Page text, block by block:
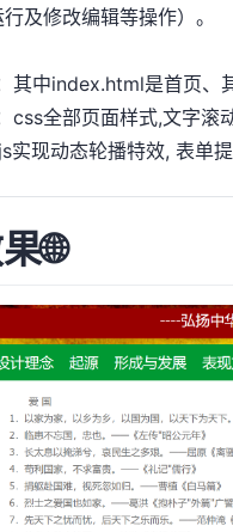
及修改编辑等操作）。
其中index.html是首页、
css全部页面样式,文字滚
实现动态轮播特效, 表单
🌐